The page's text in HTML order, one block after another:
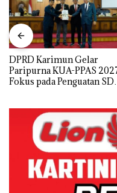
DPRD Karimun Gelar
Paripurna KUA-PPAS
Fokus pada Penguatan